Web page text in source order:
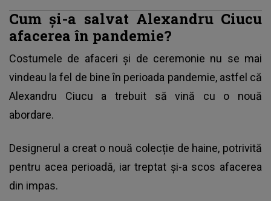
Cum și-a salvat Alexandru Ciucu
afacerea în pandemie?
Costumele de afaceri și de ceremonie nu se mai
vindeau la fel de bine în perioada pandemie, astfel că
Alexandru Ciucu a trebuit să vină cu o nouă
abordare.
Designerul a creat o nouă colecție de haine, potrivită
pentru acea perioadă, iar treptat și-a scos afacerea
din impas.